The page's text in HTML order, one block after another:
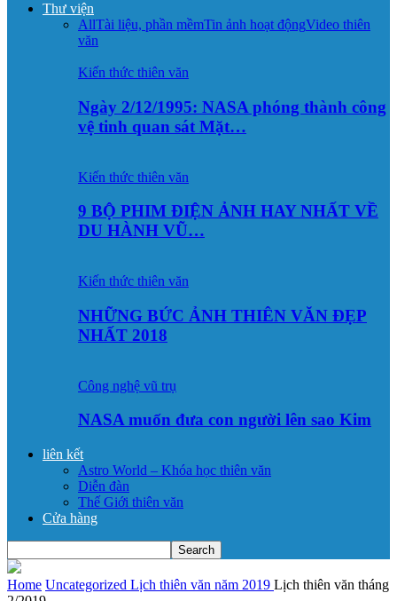
Thư viện
AllTài liệu, phần mềmTin ảnh hoạt độngVideo thiên
văn
Kiến thức thiên văn
Ngày 2/12/1995: NASA phóng thành công
vệ tinh quan sát Mặt…
Kiến thức thiên văn
9 BỘ PHIM ĐIỆN ẢNH HAY NHẤT VỀ
DU HÀNH VŨ…
Kiến thức thiên văn
NHỮNG BỨC ẢNH THIÊN VĂN ĐẸP
NHẤT 2018
Công nghệ vũ trụ
NASA muốn đưa con người lên sao Kim
liên kết
Astro World – Khóa học thiên văn
Diễn đàn
Thế Giới thiên văn
Cửa hàng
Home Uncategorized Lịch thiên văn năm 2019 Lịch thiên văn tháng